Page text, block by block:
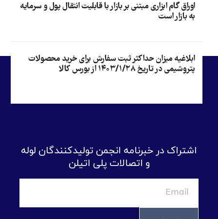
اوراق گام ابزاری مبتنی بر بازار با قابلیت انتقال پول و سرمایه
به بازار است
ابلاغیه میزان حداکثر ثبت سفارش برای خرید محصولات
پتروشیمی در تاریخ ۱۴۰۳/۱/۲۸ از بورس کالا
اشتراک در خبرنامه انجمن تولیدکنندگان لوله
و اتصالات پلی اتیلن